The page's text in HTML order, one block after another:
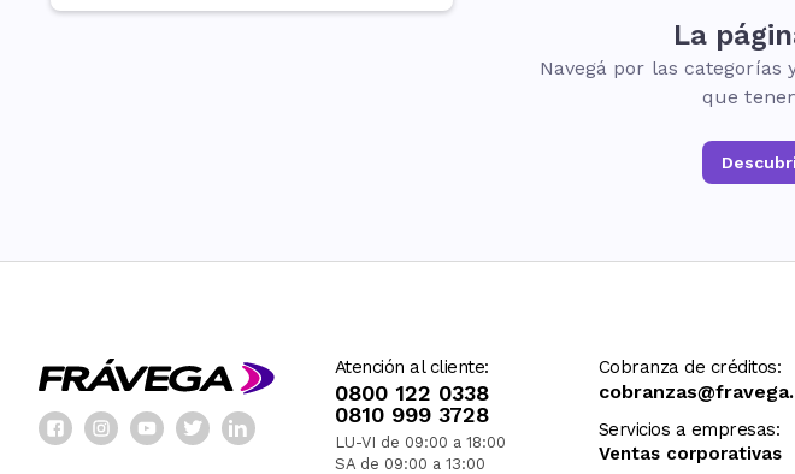
La
Navegá por las
que
Atención al cliente:
0800 122 0338
0810 999 3728
LU-VI de 09:00 a 18:00
SA de 09:00 a 13:00
Cobranza de créditos:
Servicios a empresas:
Ventas corporativas